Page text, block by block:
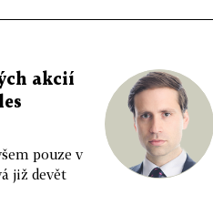
akcií
pouze v
již devět